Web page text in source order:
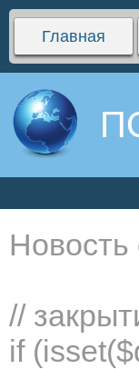
Главная
//
if